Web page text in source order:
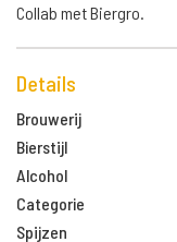
Collab met Biergro.
Details
Brouwerij
Bierstijl
Alcohol
Categorie
Spijzen